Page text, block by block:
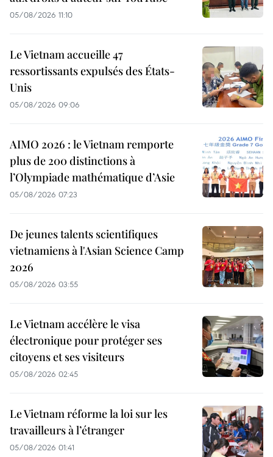
05/08/2026 11:10
Le Vietnam accueille 47
ressortissants expulsés des États-
Unis
05/08/2026 09:06
AIMO 2026 : le Vietnam remporte
plus de 200 distinctions à
l’Olympiade mathématique d’Asie
05/08/2026 07:23
De jeunes talents scientifiques
vietnamiens à l'Asian Science Camp
2026
05/08/2026 03:55
Le Vietnam accélère le visa
électronique pour protéger ses
citoyens et ses visiteurs
05/08/2026 02:45
Le Vietnam réforme la loi sur les
travailleurs à l’étranger
05/08/2026 01:41